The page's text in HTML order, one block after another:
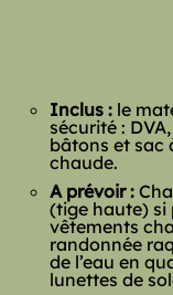
Inclus : le
sécurité :
bâtons et sac
chaude.
A prévoir :
(tige haute) si
vêtements
randonnée
de l’eau en
lunettes de